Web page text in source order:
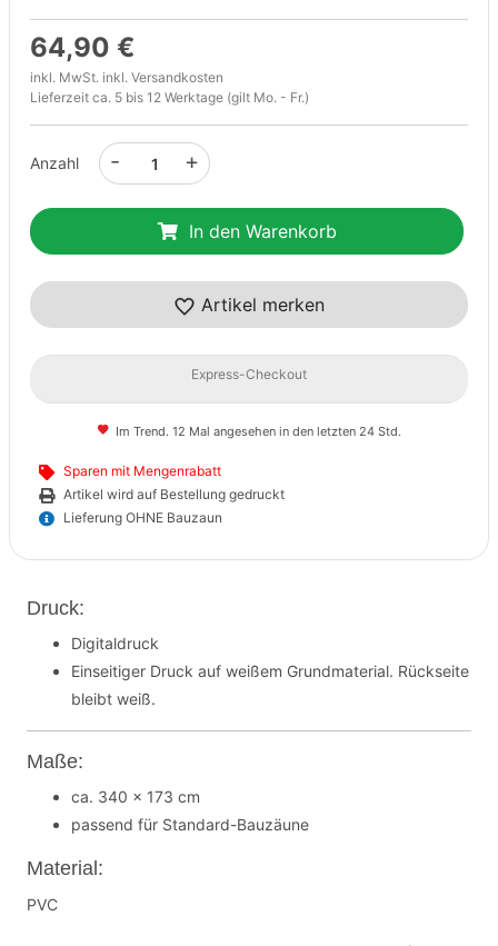
64,90 €
inkl. MwSt. inkl. Versandkosten
Lieferzeit ca. 5 bis 12 Werktage (gilt Mo. - Fr.)
Anzahl +
-
In den Warenkorb
Artikel merken
Express-Checkout
Im Trend. 12 Mal angesehen in den letzten 24 Std.
Sparen mit Mengenrabatt
Artikel wird auf Bestellung gedruckt
Lieferung OHNE Bauzaun
Druck:
Digitaldruck
Einseitiger Druck auf weißem Grundmaterial. Rückseite
bleibt weiß.
Maße:
ca. 340 x 173 cm
passend für Standard-Bauzäune
Material:
PVC